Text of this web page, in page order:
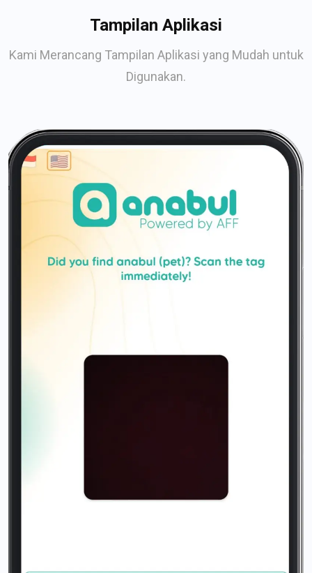
Tampilan Aplikasi
Kami Merancang Tampilan Aplikasi yang Mudah untuk
Digunakan.